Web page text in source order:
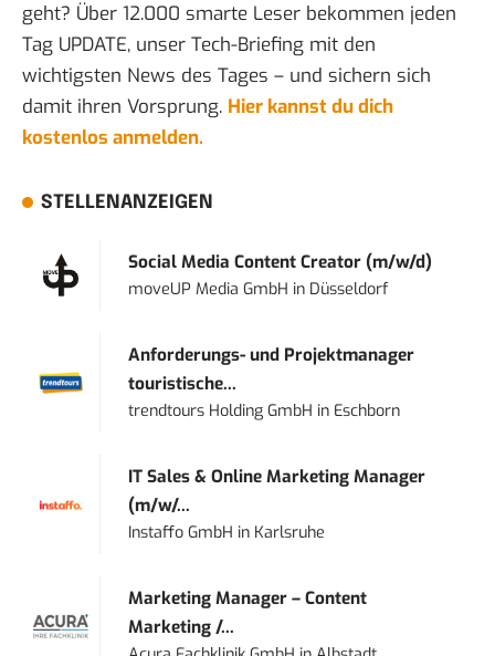
geht? Über 12.000 smarte Leser bekommen jeden
Tag UPDATE, unser Tech-Briefing mit den
wichtigsten News des Tages – und sichern sich
damit ihren Vorsprung. Hier kannst du dich
kostenlos anmelden.
STELLENANZEIGEN
Social Media Content Creator (m/w/d)
moveUP Media GmbH in Düsseldorf
Anforderungs- und Projektmanager
touristische...
trendtours Holding GmbH in Eschborn
IT Sales & Online Marketing Manager
(m/w/...
Instaffo GmbH in Karlsruhe
Marketing Manager – Content
Marketing /...